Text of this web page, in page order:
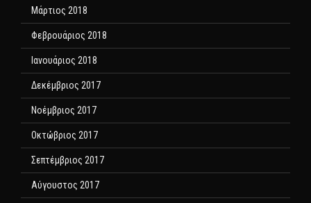
Μάρτιος 2018
Φεβρουάριος 2018
Ιανουάριος 2018
Δεκέμβριος 2017
Νοέμβριος 2017
Οκτώβριος 2017
Σεπτέμβριος 2017
Αύγουστος 2017